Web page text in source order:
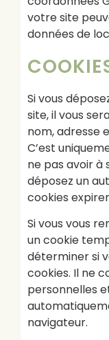
votre site
données de
Si vous
site, il vous
nom, adresse
C’est
ne pas avoir à
déposez un
cookies
Si vous vous
un cookie
déterminer si
cookies. Il ne
personnelles
navigateur.